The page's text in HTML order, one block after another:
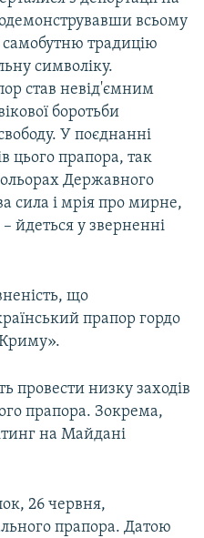
всьому
самобутню традицію
символіку.
став невід'ємним
боротьби
У поєднанні
цього прапора, так
Державного
сила і мрія про мирне,
йдеться у зверненні
що
прапор гордо
провести низку заходів
прапора. Зокрема,
на Майдані
26 червня,
прапора. Датою